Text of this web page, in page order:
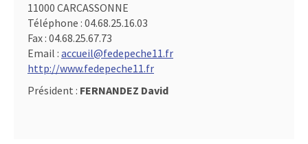
11000 CARCASSONNE
Téléphone : 04.68.25.16.03
Fax : 04.68.25.67.73
Email : accueil@fedepeche11.fr
http://www.fedepeche11.fr
Président : FERNANDEZ David